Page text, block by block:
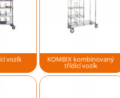
vozík KOMBIX kombinovaný
třídící vozík